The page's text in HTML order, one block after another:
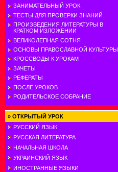
ЗАНИМАТЕЛЬНЫЙ УРОК
ТЕСТЫ ДЛЯ ПРОВЕРКИ ЗНАНИЙ
ПРОИЗВЕДЕНИЯ ЛИТЕРАТУРЫ В
КРАТКОМ ИЗЛОЖЕНИИ
ВЕЛИКОЛЕПНАЯ СОТНЯ
ОСНОВЫ ПРАВОСЛАВНОЙ КУЛЬТУРЫ
КРОССВОДЫ К УРОКАМ
ЗАЧЕТЫ
РЕФЕРАТЫ
ПОСЛЕ УРОКОВ
РОДИТЕЛЬСКОЕ СОБРАНИЕ
» ОТКРЫТЫЙ УРОК
РУССКИЙ ЯЗЫК
РУССКАЯ ЛИТЕРАТУРА
НАЧАЛЬНАЯ ШКОЛА
УКРАИНСКИЙ ЯЗЫК
ИНОСТРАННЫЕ ЯЗЫКИ